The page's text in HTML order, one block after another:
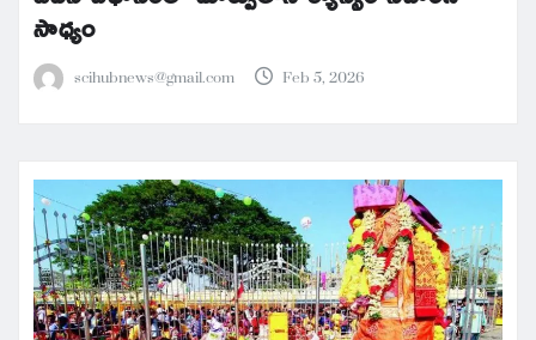
సాధ్యం
scihubnews@gmail.com Feb 5, 2026